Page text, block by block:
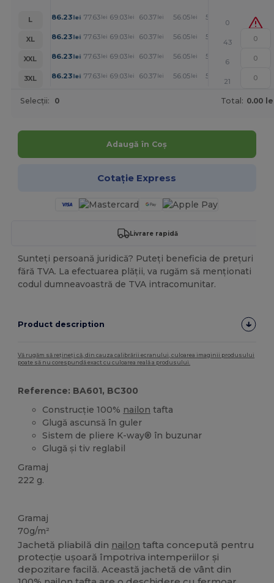
L 86.23lei 77.63 lei 69.03 lei 60.37 lei 56.05 lei 51.77
0
XL
86.23lei 77.63 lei 69.03 lei 60.37 lei 56.05 lei 51.77
43
XXL
86.23lei 77.63 lei 69.03 lei 60.37 lei 56.05 lei 51.77
6
3XL
86.23lei 77.63 lei 69.03 lei 60.37 lei 56.05 lei 51.77
21
Selecții: 0 Total: 0.00
Adaugă în Coș
Cotație Express
Livrare rapidă
Sunteți persoană juridică? Puteți beneficia de prețuri
fără TVA. La efectuarea plății, va rugăm să menționati
codul dumneavoastră de TVA intracomunitar.
Product description
Vă rugăm să rețineți că, din cauza calibrării ecranului, culoarea imaginii produsului
poate să nu corespundă exact cu culoarea reală a produsului.
Reference: BA601, BC300
Construcție 100% nailon tafta
Glugă ascunsă în guler
Sistem de pliere K-way® în buzunar
Glugă și tiv reglabil
Gramaj
222 g.
Gramaj
70g/m²
Jachetă pliabilă din nailon tafta concepută pentru
protecție ușoară împotriva intemperiilor și
depozitare facilă. Această jachetă de vânt din